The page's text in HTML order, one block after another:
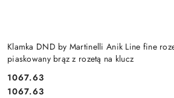
Klamka DND by Martinelli Anik Line fine
piaskowany brąz z rozetą na klucz
Cena:
1067.63
Cena:
1067.63